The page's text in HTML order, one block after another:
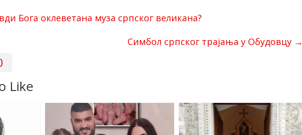
Бога оклеветана муза српског великана?
Симбол српског трајања у Обудовцу →
Like